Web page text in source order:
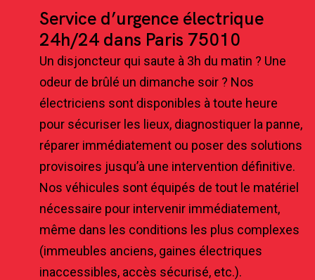
Service d’urgence électrique
24h/24 dans Paris 75010
Un disjoncteur qui saute à 3h du matin ? Une
odeur de brûlé un dimanche soir ? Nos
électriciens sont disponibles à toute heure
pour sécuriser les lieux, diagnostiquer la panne,
réparer immédiatement ou poser des solutions
provisoires jusqu’à une intervention définitive.
Nos véhicules sont équipés de tout le matériel
nécessaire pour intervenir immédiatement,
même dans les conditions les plus complexes
(immeubles anciens, gaines électriques
inaccessibles, accès sécurisé, etc.).